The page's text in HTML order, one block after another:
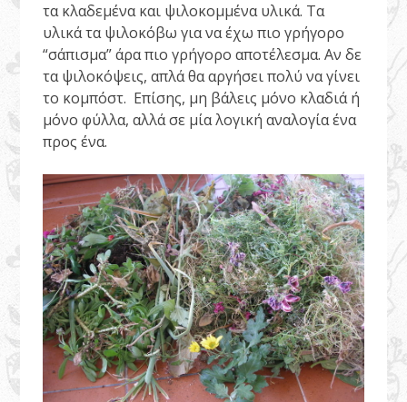
τα κλαδεμένα και ψιλοκομμένα υλικά. Τα
υλικά τα ψιλοκόβω για να έχω πιο γρήγορο
“σάπισμα” άρα πιο γρήγορο αποτέλεσμα. Αν δε
τα ψιλοκόψεις, απλά θα αργήσει πολύ να γίνει
το κομπόστ. Επίσης, μη βάλεις μόνο κλαδιά ή
μόνο φύλλα, αλλά σε μία λογική αναλογία ένα
προς ένα.